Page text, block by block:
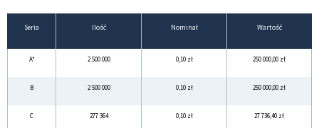
Seria
A*
B
C
Ilość Nominał Wartość
2 500 000 0,10 zł 250 000,00 zł
2 500 000 0,10 zł 250 000,00 zł
277 364 0,10 zł 27 736,40 zł